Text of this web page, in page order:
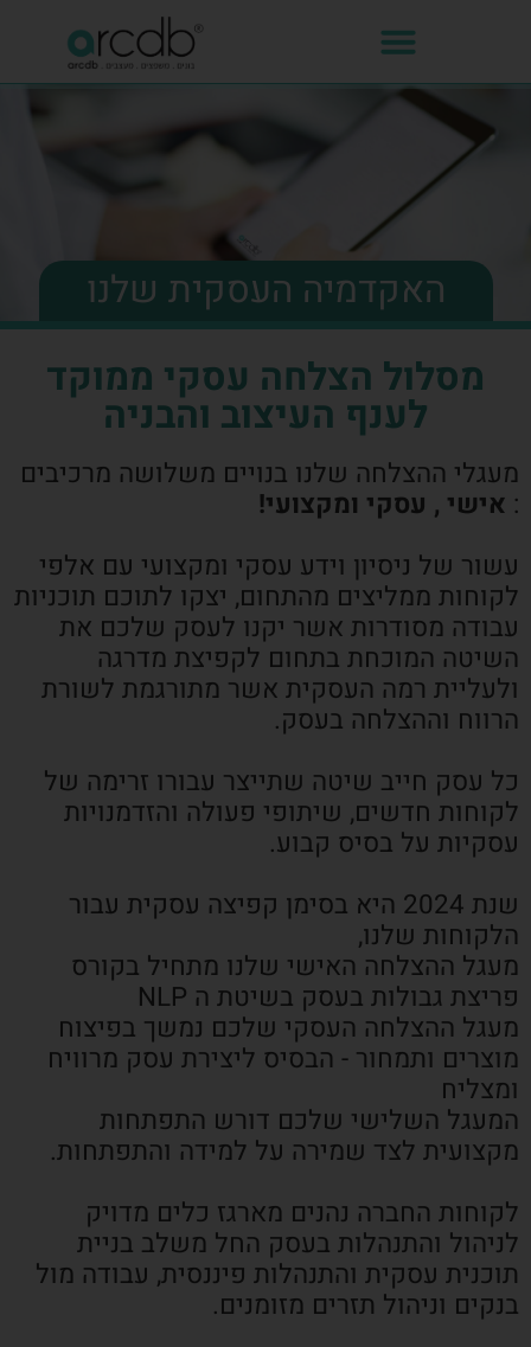
האקדמיה העסקית שלנו
מסלול הצלחה עסקי ממוקד
לענף העיצוב והבניה
מעגלי ההצלחה שלנו בנויים משלושה מרכיבים
: אישי , עסקי ומקצועי!
עשור של ניסיון וידע עסקי ומקצועי עם אלפי
לקוחות ממליצים מהתחום, יצקו לתוכם תוכניות
עבודה מסודרות אשר יקנו לעסק שלכם את
השיטה המוכחת בתחום לקפיצת מדרגה
ולעליית רמה העסקית אשר מתורגמת לשורת
הרווח וההצלחה בעסק.
כל עסק חייב שיטה שתייצר עבורו זרימה של
לקוחות חדשים, שיתופי פעולה והזדמנויות
עסקיות על בסיס קבוע.
שנת 2024 היא בסימן קפיצה עסקית עבור
הלקוחות שלנו,
מעגל ההצלחה האישי שלנו מתחיל בקורס
פריצת גבולות בעסק בשיטת ה NLP
מעגל ההצלחה העסקי שלכם נמשך בפיצוח
מוצרים ותמחור - הבסיס ליצירת עסק מרוויח
ומצליח
המעגל השלישי שלכם דורש התפתחות
מקצועית לצד שמירה על למידה והתפתחות.
לקוחות החברה נהנים מארגז כלים מדויק
לניהול והתנהלות בעסק החל משלב בניית
תוכנית עסקית והתנהלות פיננסית, עבודה מול
בנקים וניהול תזרים מזומנים.